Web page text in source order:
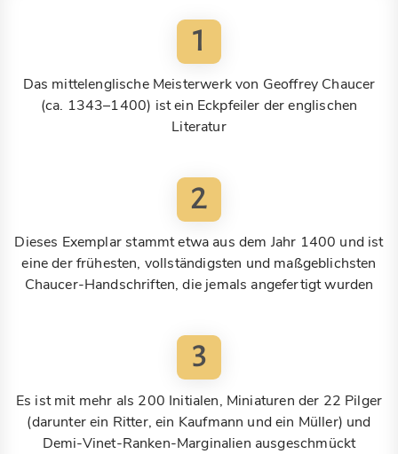
1
Das mittelenglische Meisterwerk von Geoffrey Chaucer
(ca. 1343–1400) ist ein Eckpfeiler der englischen
Literatur
2
Dieses Exemplar stammt etwa aus dem Jahr 1400 und ist
eine der frühesten, vollständigsten und maßgeblichsten
Chaucer-Handschriften, die jemals angefertigt wurden
3
Es ist mit mehr als 200 Initialen, Miniaturen der 22 Pilger
(darunter ein Ritter, ein Kaufmann und ein Müller) und
Demi-Vinet-Ranken-Marginalien ausgeschmückt